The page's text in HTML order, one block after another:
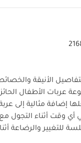
الأنيقة
عربات الأطفال
إضافة مثالية إلى
أي وقت أثناء التجول
للتغيير والرضاعة